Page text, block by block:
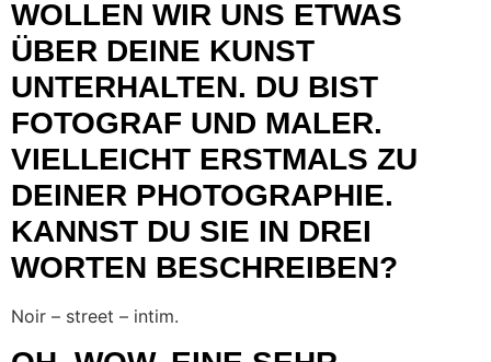
WOLLEN WIR UNS ETWAS
ÜBER DEINE KUNST
UNTERHALTEN. DU BIST
FOTOGRAF UND MALER.
VIELLEICHT ERSTMALS ZU
DEINER PHOTOGRAPHIE.
KANNST DU SIE IN DREI
WORTEN BESCHREIBEN?
Noir – street – intim.